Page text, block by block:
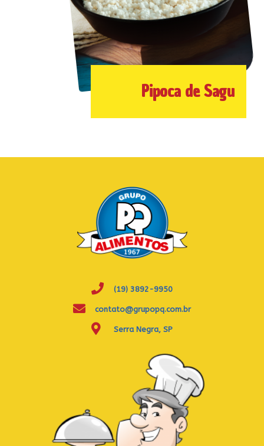
Pipoca de Sagu
(19) 3892-9950
contato@grupopq.com.br
Serra Negra, SP